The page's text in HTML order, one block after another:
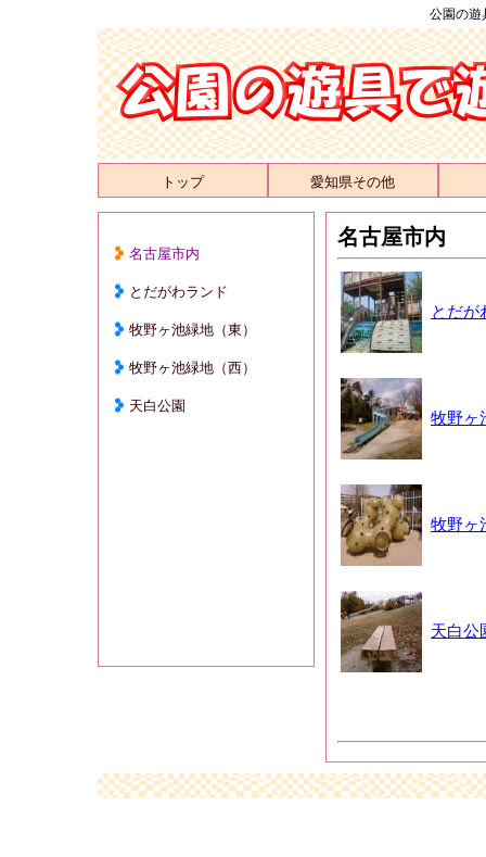
公園の遊
トップ 愛知県その他
名古屋市内
とだがわランド
牧野ヶ池緑地（東）
牧野ヶ池緑地（西）
天白公園
名古屋市内
とだが
牧野ヶ
牧野ヶ
天白公